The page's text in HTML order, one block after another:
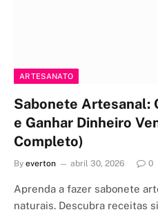
ARTESANATO
Sabonete Artesanal:
e Ganhar Dinheiro
Completo)
By everton abril 30, 2026 0
Aprenda a fazer sabonete
naturais. Descubra receitas